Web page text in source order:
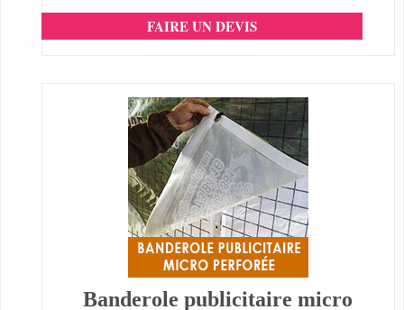
FAIRE UN DEVIS
Banderole publicitaire micro